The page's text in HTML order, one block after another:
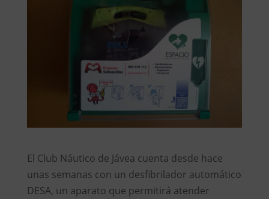
El Club Náutico de Jávea cuenta desde hace
unas semanas con un desfibrilador automático
DESA, un aparato que permitirá atender